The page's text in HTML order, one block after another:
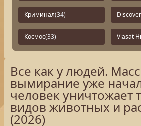
Криминал(34)
Космос(33) Viasat
Все как у людей.
вымирание уже
человек уничтожает
видов животных и
(2026)